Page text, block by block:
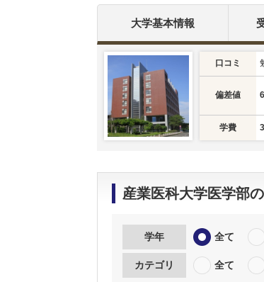
大学基本情報
口コミ
偏差値
学費
産業医科大学医学部
学年 全て
カテゴリ 全て